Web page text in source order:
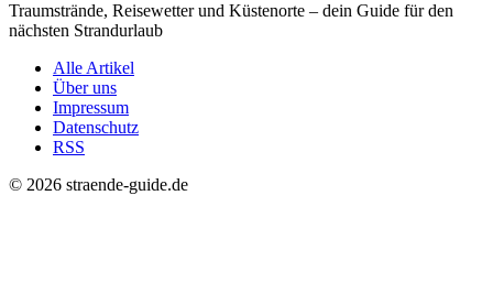
Traumstrände, Reisewetter und Küstenorte – dein Guide für den
nächsten Strandurlaub
Alle Artikel
Über uns
Impressum
Datenschutz
RSS
© 2026 straende-guide.de